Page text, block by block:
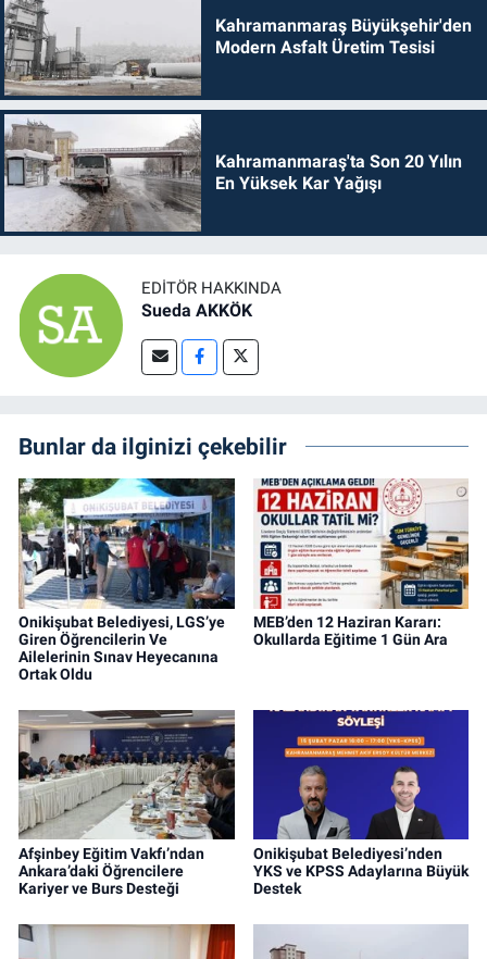
Kahramanmaraş Büyükşehir'den
Modern Asfalt Üretim Tesisi
Kahramanmaraş'ta Son 20 Yılın
En Yüksek Kar Yağışı
EDITÖR HAKKINDA
Sueda AKKÖK
Bunlar da ilginizi çekebilir
Onikişubat Belediyesi, LGS’ye
Giren Öğrencilerin Ve
Ailelerinin Sınav Heyecanına
Ortak Oldu
MEB’den 12 Haziran Kararı:
Okullarda Eğitime 1 Gün Ara
Afşinbey Eğitim Vakfı’ndan
Ankara’daki Öğrencilere
Kariyer ve Burs Desteği
Onikişubat Belediyesi’nden
YKS ve KPSS Adaylarına Büyük
Destek